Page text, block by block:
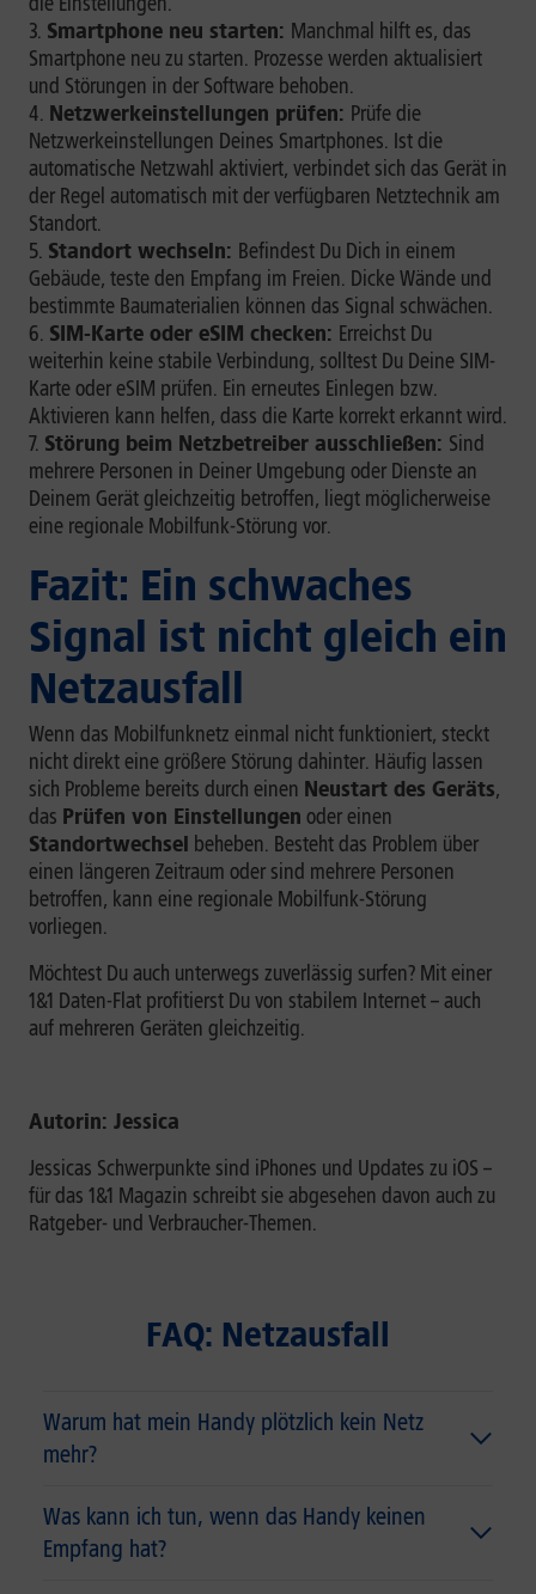
Smartphone neu starten: Manchmal hilft es, das
Smartphone neu zu starten. Prozesse werden aktualisiert
und Störungen in der Software behoben.
Netzwerkeinstellungen prüfen: Prüfe die
Netzwerkeinstellungen Deines Smartphones. Ist die
automatische Netzwahl aktiviert, verbindet sich das Gerät in
der Regel automatisch mit der verfügbaren Netztechnik am
Standort.
Standort wechseln: Befindest Du Dich in einem
Gebäude, teste den Empfang im Freien. Dicke Wände und
bestimmte Baumaterialien können das Signal schwächen.
SIM-Karte oder eSIM checken: Erreichst Du
weiterhin keine stabile Verbindung, solltest Du Deine SIM-
Karte oder eSIM prüfen. Ein erneutes Einlegen bzw.
Aktivieren kann helfen, dass die Karte korrekt erkannt wird.
Störung beim Netzbetreiber ausschließen: Sind
mehrere Personen in Deiner Umgebung oder Dienste an
Deinem Gerät gleichzeitig betroffen, liegt möglicherweise
eine regionale Mobilfunk-Störung vor.
Fazit: Ein schwaches
Signal ist nicht gleich ein
Netzausfall
Wenn das Mobilfunknetz einmal nicht funktioniert, steckt
nicht direkt eine größere Störung dahinter. Häufig lassen
sich Probleme bereits durch einen Neustart des Geräts,
das Prüfen von Einstellungen oder einen
Standortwechsel beheben. Besteht das Problem über
einen längeren Zeitraum oder sind mehrere Personen
betroffen, kann eine regionale Mobilfunk-Störung
vorliegen.
Möchtest Du auch unterwegs zuverlässig surfen? Mit einer
1&1 Daten-Flat profitierst Du von stabilem Internet – auch
auf mehreren Geräten gleichzeitig.
Autorin: Jessica
Jessicas Schwerpunkte sind iPhones und Updates zu iOS –
für das 1&1 Magazin schreibt sie abgesehen davon auch zu
Ratgeber- und Verbraucher-Themen.
FAQ: Netzausfall
Warum hat mein Handy plötzlich kein Netz
mehr?
Was kann ich tun, wenn das Handy keinen
Empfang hat?